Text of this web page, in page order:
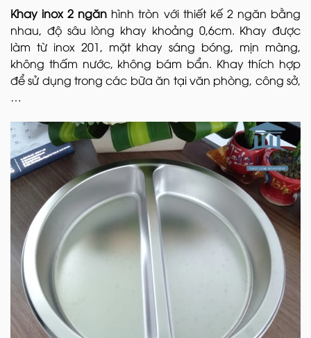
Khay inox 2 ngăn hình tròn với thiết kế 2 ngăn bằng
nhau, độ sâu lòng khay khoảng 0,6cm. Khay được
làm từ inox 201, mặt khay sáng bóng, mịn màng,
không thấm nước, không bám bẩn. Khay thích hợp
để sử dụng trong các bữa ăn tại văn phòng, công sở,
…